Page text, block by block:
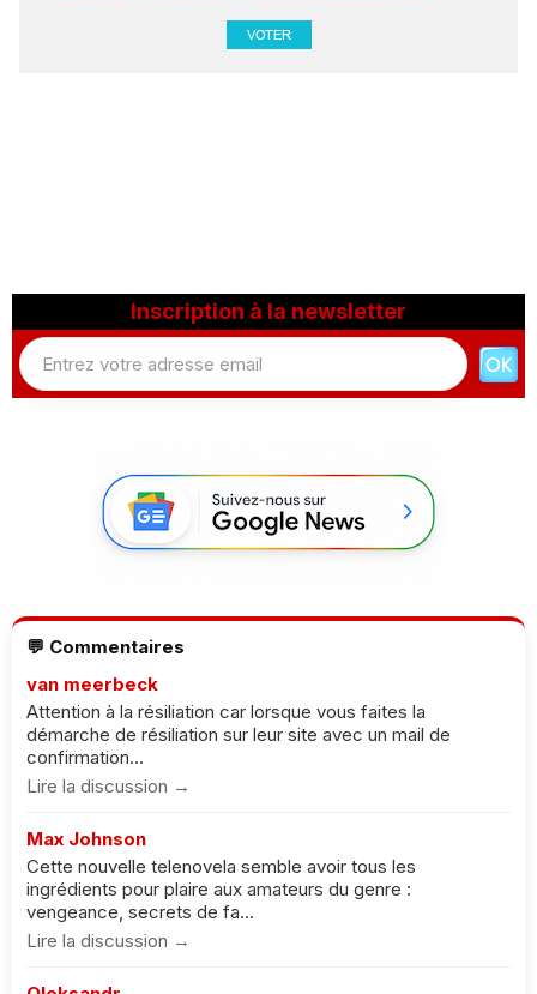
Inscription à la newsletter
💬 Commentaires
van meerbeck
Attention à la résiliation car lorsque vous faites la
démarche de résiliation sur leur site avec un mail de
confirmation...
Lire la discussion →
Max Johnson
Cette nouvelle telenovela semble avoir tous les
ingrédients pour plaire aux amateurs du genre :
vengeance, secrets de fa...
Lire la discussion →